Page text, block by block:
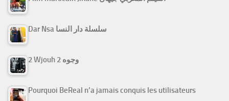
Dar Nsa سلسلة دار النسا
2 Wjouh 2 وجوه
Pourquoi BeReal n’a jamais conquis les utilisateurs